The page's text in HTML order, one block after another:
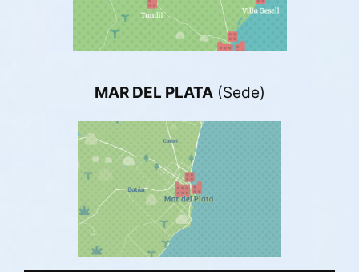
MAR DEL PLATA (Sede)